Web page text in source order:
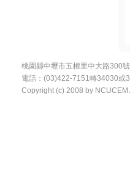
桃園縣中壢市五權里中大路300
電話：(03)422-7151轉34030或
Copyright (c) 2008 by